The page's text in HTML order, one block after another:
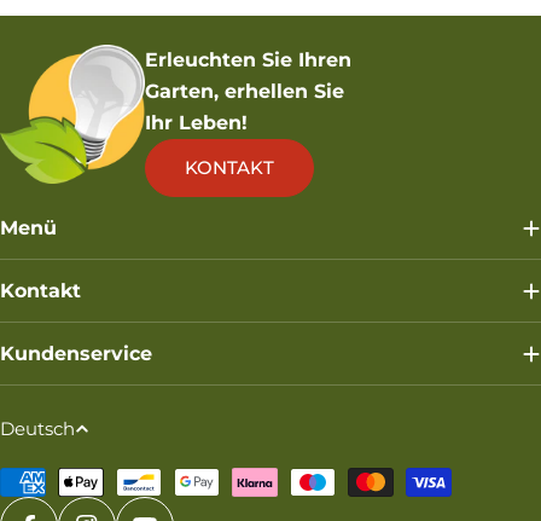
Erleuchten Sie Ihren
Garten, erhellen Sie
Ihr Leben!
KONTAKT
Menü
Kontakt
Kundenservice
S
p
r
Deutsch
Zahlungsmethoden